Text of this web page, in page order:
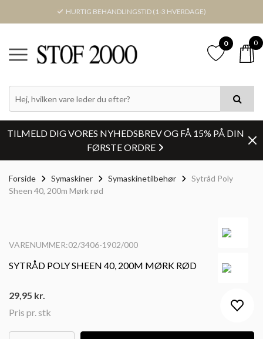
HURTIG BEHANDLINGSTID (1-3 HVERDAGE)
0 0
TILMELD DIG VORES NYHEDSBREV OG FÅ 15% PÅ DIN
FØRSTE ORDRE
Forside Symaskiner Symaskinetilbehør
Sytråd Poly
Sheen 40, 200m Mørk rød
VARENUMMER:02/3406-1902/000
SYTRÅD POLY SHEEN 40, 200M MØRK RØD
Pris pr. stk
29,95 kr.